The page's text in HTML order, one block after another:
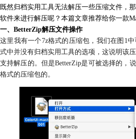
既然归档实用工具无法解压一些压缩文件，
软件来进行解压呢？本篇文章推荐给你一款
一、BetterZip解压文件操作
这里我有一个7z格式的压缩包，我们在图1
式中并没有归档实用工具的选项，这说明该
支持解压的。但是BetterZip是可被选择的，
格式的压缩包的。